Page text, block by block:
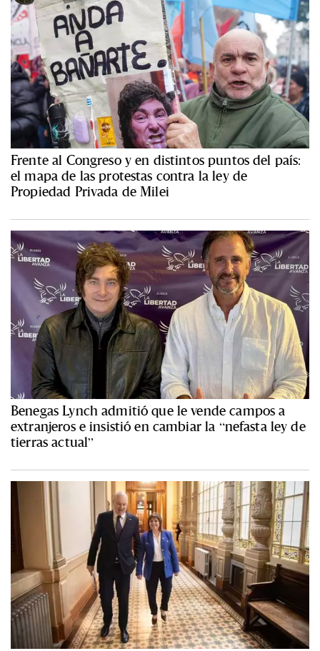
Frente al Congreso y en distintos puntos del país:
el mapa de las protestas contra la ley de
Propiedad Privada de Milei
Benegas Lynch admitió que le vende campos a
extranjeros e insistió en cambiar la “nefasta ley de
tierras actual”